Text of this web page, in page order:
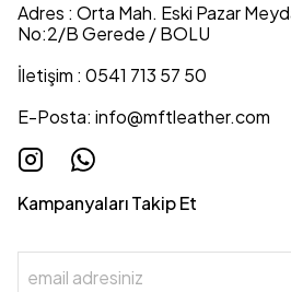
Adres : Orta Mah. Eski Pazar
No:2/B Gerede / BOLU
İletişim : 0541 713 57 50
E-Posta: info@mftleather.com
Kampanyaları Takip Et